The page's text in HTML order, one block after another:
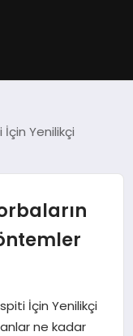
Yenilikçi
İçin Yenilikçi
ne kadar